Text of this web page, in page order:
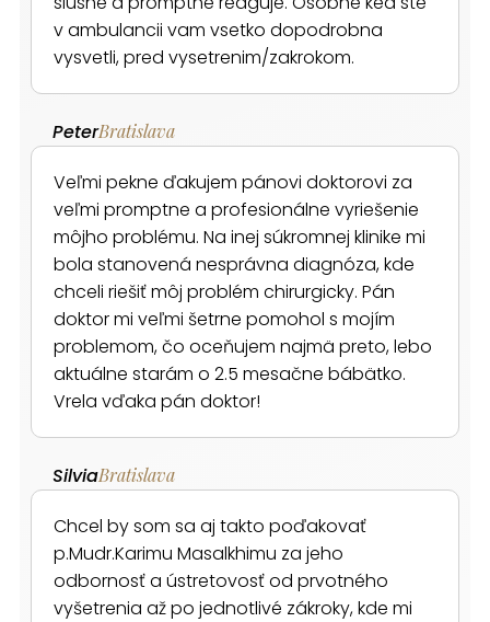
v ambulancii vam vsetko dopodrobna
vysvetli, pred vysetrenim/zakrokom.
PeterBratislava
Veľmi pekne ďakujem pánovi doktorovi za
veľmi promptne a profesionálne vyriešenie
môjho problému. Na inej súkromnej klinike mi
bola stanovená nesprávna diagnóza, kde
chceli riešiť môj problém chirurgicky. Pán
doktor mi veľmi šetrne pomohol s mojím
problemom, čo oceňujem najmä preto, lebo
aktuálne starám o 2.5 mesačne bábätko.
Vrela vďaka pán doktor!
SilviaBratislava
Chcel by som sa aj takto poďakovať
p.Mudr.Karimu Masalkhimu za jeho
odbornosť a ústretovosť od prvotného
vyšetrenia až po jednotlivé zákroky, kde mi